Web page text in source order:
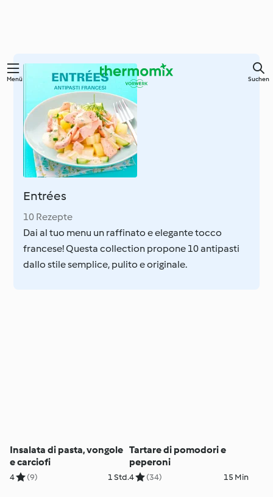
Springe
Hauptinhalt
Menü Suchen
Entrées
10 Rezepte
Dai al tuo menu un raffinato e elegante tocco
francese! Questa collection propone 10 antipasti
dallo stile semplice, pulito e originale.
Insalata di pasta, vongole
e carciofi
4 (9) 1 Std.
Tartare di pomodori e
peperoni
4 (34) 15 Min